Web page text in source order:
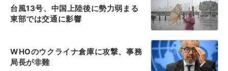
台風13号、中国上陸後に勢力弱まる
東部では交通に影響
WHOのウクライナ倉庫に攻撃、事務
局長が非難